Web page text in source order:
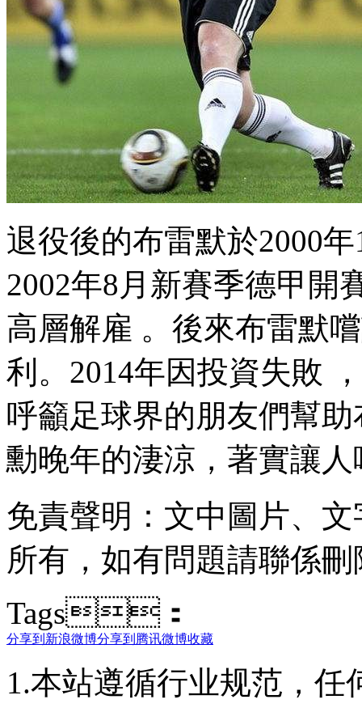
退役後的布雷默於2000年
2002年8月新賽季德甲開賽
高層解雇 。後來布雷默
利。2014年因投資失敗
呼籲足球界的朋友們幫助
勳晚年的淒涼，著實讓人唏
免責聲明：文中圖片
所有，如有問題請聯係刪除
Tags：
分享到新浪微博分享到腾讯微博收藏
1.本站遵循行业规范，